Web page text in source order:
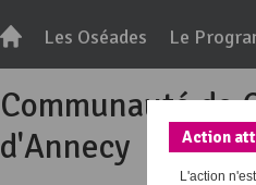
Les Oséades Le
Communauté de
d'Annecy
Action
L'action